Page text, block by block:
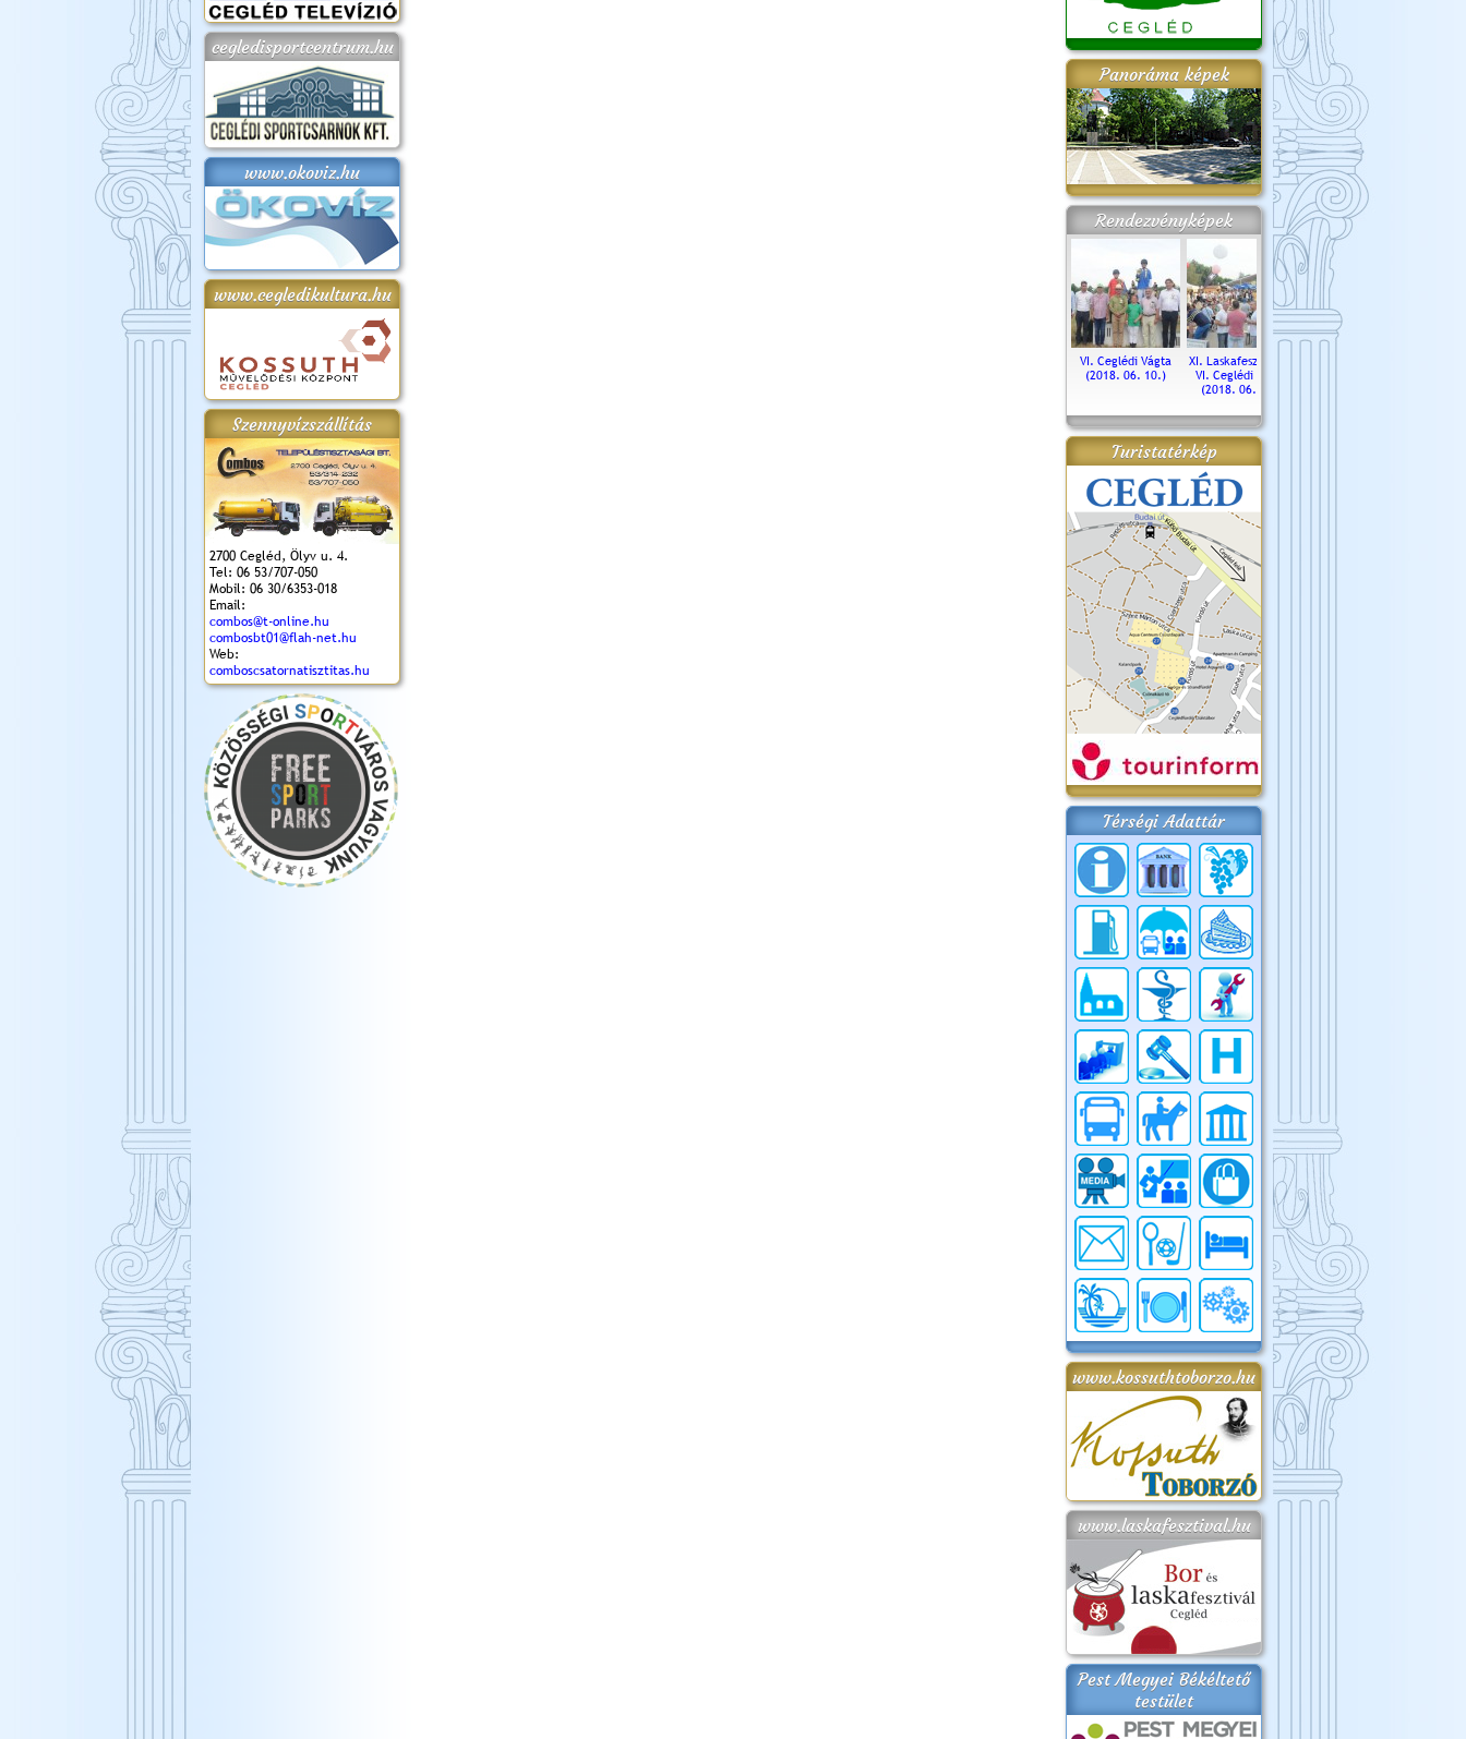
cegledisportcentrum.hu
www.okoviz.hu
www.cegledikultura.hu
Szennyvízszállítás
2700 Cegléd, Ölyv u. 4.
Tel: 06 53/707-050
Mobil: 06 30/6353-018
Email:
combos@t-online.hu
combosbt01@flah-net.hu
Web:
comboscsatornatisztitas.hu
Panoráma képek
Rendezvényképek
VI. Ceglédi Vágta
(2018. 06. 10.)
XI. Laskafesztivál és
VI. Ceglédi Vágta
(2018. 06. 10.)
Városnapok 2018.
Kossuth Toborzó
Ünnepély
Szent István Ünnepe
(2017. 08. 20.)
Turistatérkép
Térségi Adattár
www.kossuthtoborzo.hu
www.laskafesztival.hu
Pest Megyei Békéltető
testület